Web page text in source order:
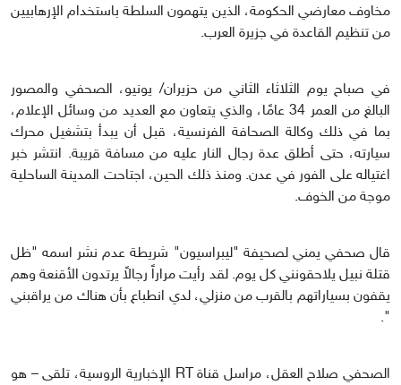
مخاوف معارضي الحكومة، الذين يتهمون السلطة باستخدام الإرهابيين
من تنظيم القاعدة في جزيرة العرب.
في صباح يوم الثلاثاء الثاني من حزيران/ يونيو، الصحفي والمصور
البالغ من العمر 34 عامًا، والذي يتعاون مع العديد من وسائل الإعلام،
بما في ذلك وكالة الصحافة الفرنسية، قبل أن يبدأ بتشغيل محرك
سيارته، حتى أطلق عدة رجال النار عليه من مسافة قريبة. انتشر خبر
اغتياله على الفور في عدن. ومنذ ذلك الحين، اجتاحت المدينة الساحلية
موجة من الخوف.
قال صحفي يمني لصحيفة "ليبراسيون" شريطة عدم نشر اسمه "ظل
قتلة نبيل يلاحقونني كل يوم. لقد رأيت مراراً رجالاً يرتدون الأقنعة وهم
يقفون بسياراتهم بالقرب من منزلي، لدي انطباع بأن هناك من يراقبني
".
الصحفي صلاح العقل، مراسل قناة RT الإخبارية الروسية، تلقى – هو